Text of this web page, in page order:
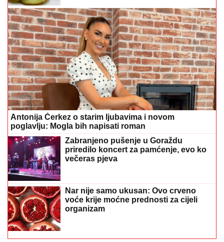
Antonija Čerkez o starim ljubavima i novom
poglavlju: Mogla bih napisati roman
Zabranjeno pušenje u Goraždu
priredilo koncert za pamćenje, evo ko
večeras pjeva
Nar nije samo ukusan: Ovo crveno
voće krije moćne prednosti za cijeli
organizam